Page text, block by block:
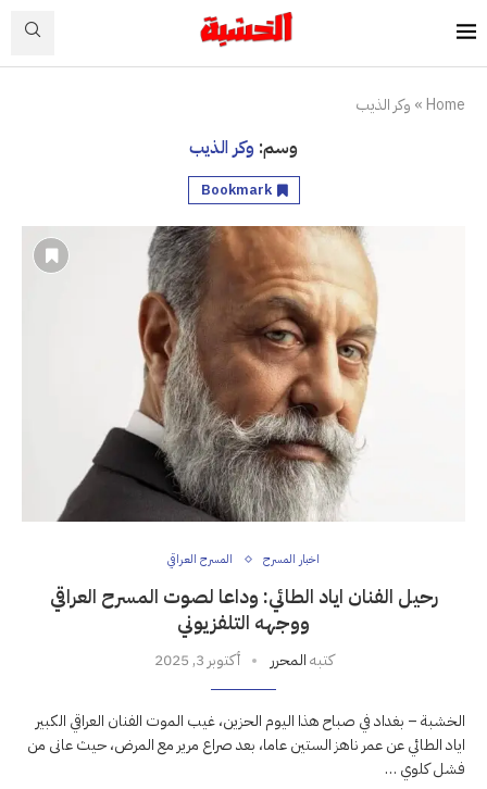
Home
» وكر الذيب
وسم: وكر الذيب
Bookmark
اخبار المسرح المسرح العراقي
رحيل الفنان اياد الطائي: وداعا لصوت المسرح العراقي
ووجهه التلفزيوني
كتبهالمحرر أكتوبر 3, 2025
الخشبة – بغداد في صباح هذا اليوم الحزين، غيب الموت الفنان العراقي الكبير
اياد الطائي عن عمر ناهز الستين عاما، بعد صراع مرير مع المرض، حيث عانى من
فشل كلوي …